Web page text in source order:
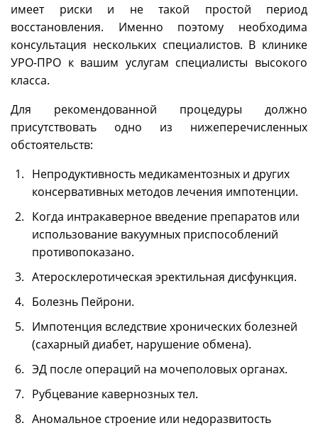
имеет риски и не такой простой период
восстановления. Именно поэтому необходима
консультация нескольких специалистов. В клинике
УРО-ПРО к вашим услугам специалисты высокого
класса.
Для рекомендованной процедуры должно
присутствовать одно из нижеперечисленных
обстоятельств:
Непродуктивность медикаментозных и других
консервативных методов лечения импотенции.
Когда интракаверное введение препаратов или
использование вакуумных приспособлений
противопоказано.
Атеросклеротическая эректильная дисфункция.
Болезнь Пейрони.
Импотенция вследствие хронических болезней
(сахарный диабет, нарушение обмена).
ЭД после операций на мочеполовых органах.
Рубцевание кавернозных тел.
Аномальное строение или недоразвитость